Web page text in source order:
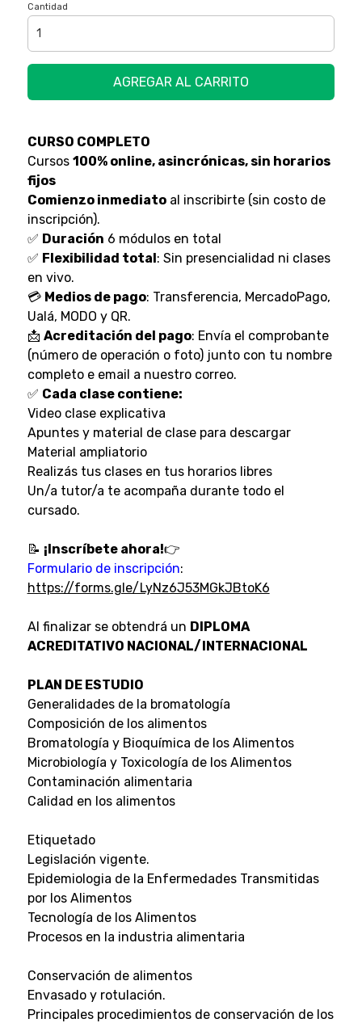
Cantidad
AGREGAR AL CARRITO
CURSO COMPLETO
Cursos 100% online, asincrónicas, sin horarios
fijos
Comienzo inmediatoal inscribirte (sin costo de
inscripción).
✅ Duración 6 módulos en total
✅ Flexibilidad total: Sin presencialidad ni clases
en vivo.
💳 Medios de pago: Transferencia, MercadoPago,
Ualá, MODO y QR.
📩 Acreditación del pago: Envía el comprobante
(número de operación o foto) junto con tu nombre
completo e email a nuestro correo.
✅ Cada clase contiene:
Video clase explicativa
Apuntes y material de clase para descargar
Material ampliatorio
Realizás tus clases en tus horarios libres
Un/a tutor/a te acompaña durante todo el
cursado.
📝 ¡Inscríbete ahora!👉
Formulario de inscripción:
https://forms.gle/LyNz6J53MGkJBtoK6
Al finalizar se obtendrá un DIPLOMA
ACREDITATIVO NACIONAL/INTERNACIONAL
PLAN DE ESTUDIO
Generalidades de la bromatología
Composición de los alimentos
Bromatología y Bioquímica de los Alimentos
Microbiología y Toxicología de los Alimentos
Contaminación alimentaria
Calidad en los alimentos
Etiquetado
Legislación vigente.
Epidemiologia de la Enfermedades Transmitidas
por los Alimentos
Tecnología de los Alimentos
Procesos en la industria alimentaria
Conservación de alimentos
Envasado y rotulación.
Principales procedimientos de conservación de los